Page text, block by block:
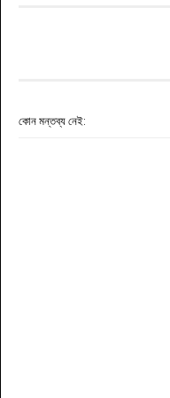
কোন মন্তব্য নেই: